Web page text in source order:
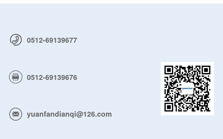
0512-69139677
0512-69139676
yuanfandianqi@126.com